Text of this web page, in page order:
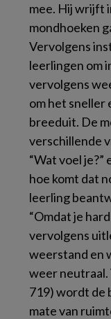
mee. Hij wrijft
mondhoeken
Vervolgens
leerlingen om
vervolgens
om het sneller
breeduit. De
verschillende
“Wat voel
hoe komt dat
leerling
“Omdat je
vervolgens
weerstand en
weer neutraal.
719) wordt de
mate van